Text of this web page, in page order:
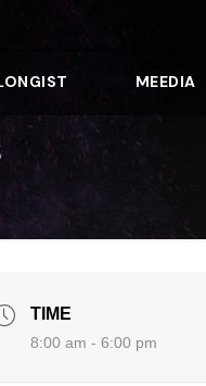
MEEDIA
TIME
8:00 am - 6:00 pm